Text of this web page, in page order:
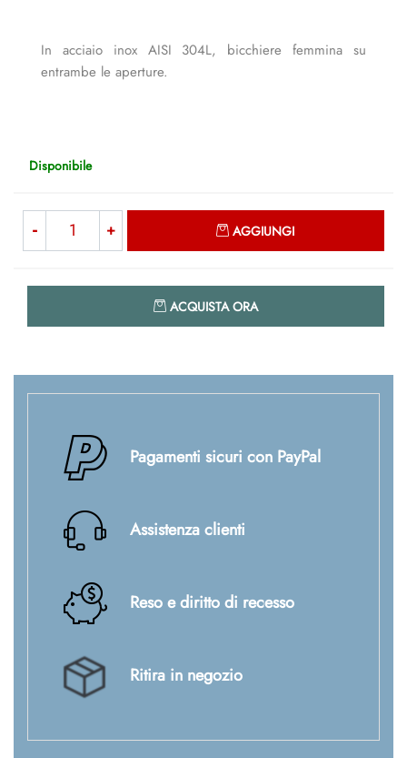
In acciaio inox AISI 304L, bicchiere femmina su
entrambe le aperture.
Disponibile
AGGIUNGI
ACQUISTA ORA
Pagamenti sicuri con PayPal
Assistenza clienti
Reso e diritto di recesso
Ritira in negozio